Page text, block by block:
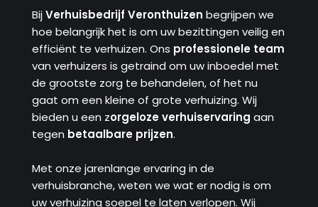
BijVerhuisbedrijf Veronthuizen begrijpen we
hoe belangrijk het is om uw bezittingen veilig en
efficiënt te verhuizen. Ons professionele team
van verhuizers is getraind om uw inboedel met
de grootste zorg te behandelen, of het nu
gaat om een ​​kleine of grote verhuizing. Wij
bieden u een zorgeloze verhuiservaring aan
tegen betaalbare prijzen.
Met onze jarenlange ervaring in de
verhuisbranche, weten we wat er nodig is om
uw verhuizing soepel te laten verlopen. Wij